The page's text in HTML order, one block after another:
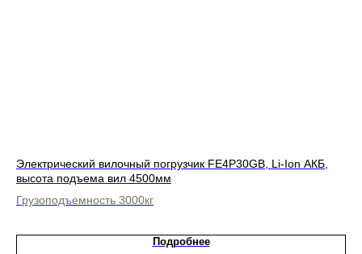
Электрический вилочный погрузчик FE4P30GB, Li-Ion АКБ,
высота подъема вил 4500мм
Грузоподъемность 3000кг
Подробнее